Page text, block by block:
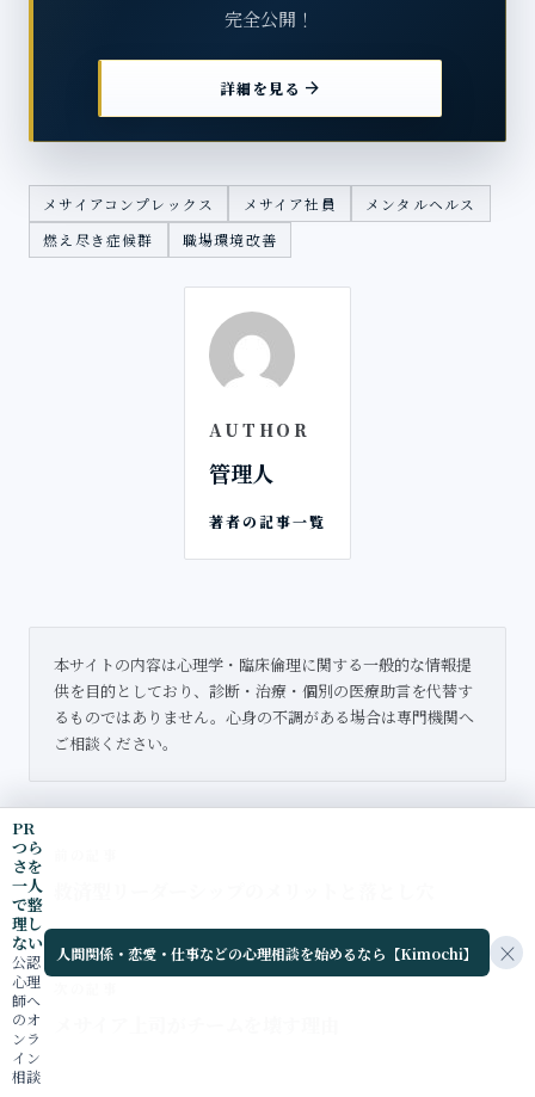
完全公開！
詳細を見る arrow_forward
メサイアコンプレックス メサイア社員
メンタルヘルス
燃え尽き症候群
職場環境改善
AUTHOR
管理人
著者の記事一覧
本サイトの内容は心理学・臨床倫理に関する一般的な情報提
供を目的としており、診断・治療・個別の医療助言を代替す
るものではありません。心身の不調がある場合は専門機関へ
ご相談ください。
PR
つら
さを
一人
で整
理し
ない
公認
心理
師へ
のオ
ンラ
イン
相談
人間関係・恋愛・仕事などの心理相談を始めるなら【Kimochi】 ×